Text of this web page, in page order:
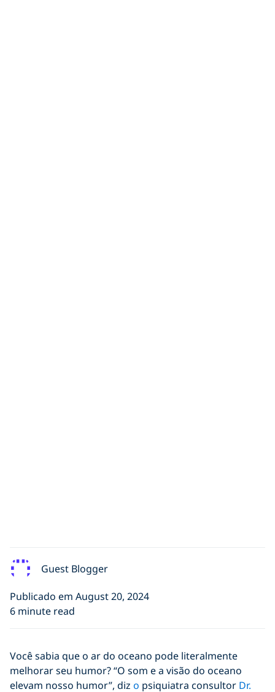
Guest Blogger
Publicado em August 20, 2024
6 minute read
Você sabia que o ar do oceano pode literalmente
melhorar seu humor? “O som e a visão do oceano
elevam nosso humor”, diz o psiquiatra consultor Dr.